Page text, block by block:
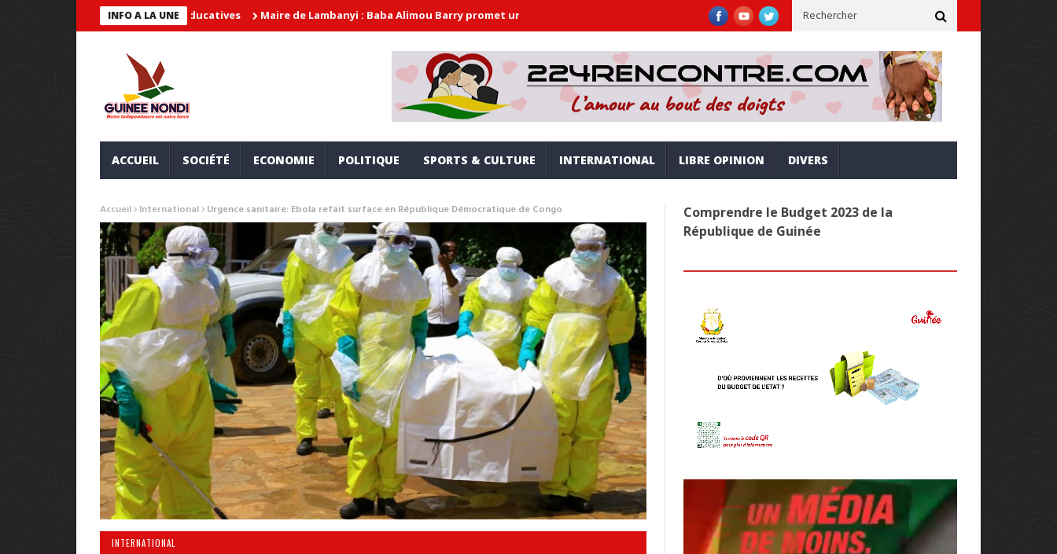
INFO A LA UNE Maire de Lambanyi : Baba Alimou Barry promet une gouvernance moderne, inclusive et alignée sur la vision Simandou 2040 Administration publique : Les
ACCUEIL SOCIÉTÉ ECONOMIE POLITIQUE SPORTS & CULTURE INTERNATIONAL LIBRE OPINION DIVERS
Accueil International Urgence sanitaire: Ebola refait surface en République Démocratique de Congo
INTERNATIONAL
Comprendre le Budget 2023 de la
République de Guinée